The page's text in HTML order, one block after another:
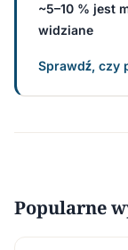
~5–10 % jest
widziane
Sprawdź, czy
Popularne